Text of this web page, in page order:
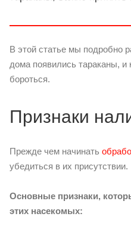
В этой статье мы подробно
дома появились тараканы,
бороться.
Признаки
Прежде чем начинать
убедиться в их присутствии.
Основные признаки,
этих насекомых: